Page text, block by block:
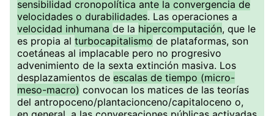
sensibilidad cronopolítica ante la convergencia de
velocidades o durabilidades. Las operaciones a
velocidad inhumana de la hipercomputación, que le
es propia al turbocapitalismo de plataformas, son
coetáneas al implacable pero no progresivo
advenimiento de la sexta extinción masiva. Los
desplazamientos de escalas de tiempo (micro-
meso-macro) convocan los matices de las teorías
del antropoceno/plantacionceno/capitaloceno o,